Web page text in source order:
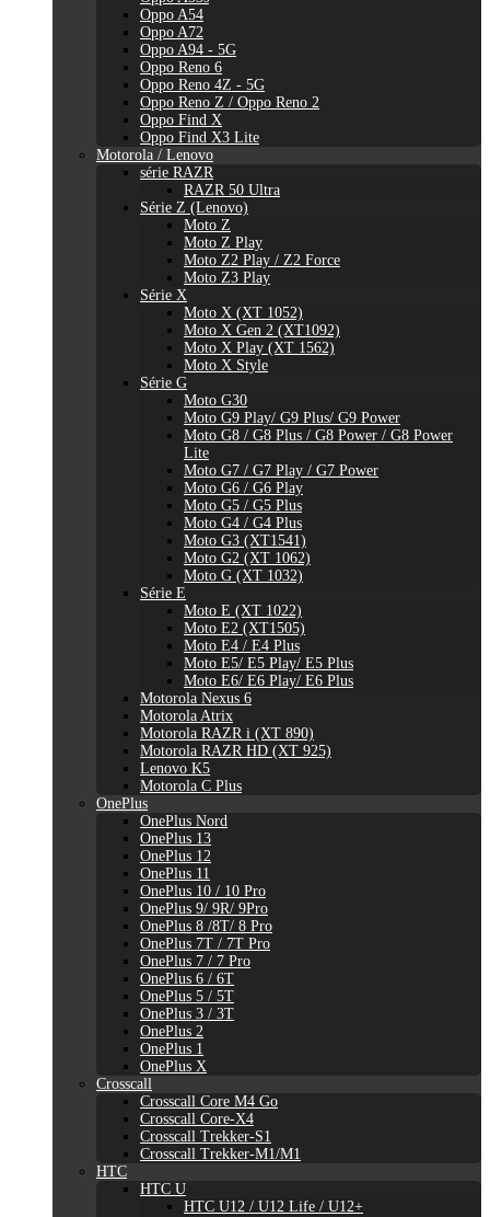
Oppo A54
Oppo A72
Oppo A94 - 5G
Oppo Reno 6
Oppo Reno 4Z - 5G
Oppo Reno Z / Oppo Reno 2
Oppo Find X
Oppo Find X3 Lite
Motorola / Lenovo
série RAZR
RAZR 50 Ultra
Série Z (Lenovo)
Moto Z
Moto Z Play
Moto Z2 Play / Z2 Force
Moto Z3 Play
Série X
Moto X (XT 1052)
Moto X Gen 2 (XT1092)
Moto X Play (XT 1562)
Moto X Style
Série G
Moto G30
Moto G9 Play/ G9 Plus/ G9 Power
Moto G8 / G8 Plus / G8 Power / G8 Power
Lite
Moto G7 / G7 Play / G7 Power
Moto G6 / G6 Play
Moto G5 / G5 Plus
Moto G4 / G4 Plus
Moto G3 (XT1541)
Moto G2 (XT 1062)
Moto G (XT 1032)
Série E
Moto E (XT 1022)
Moto E2 (XT1505)
Moto E4 / E4 Plus
Moto E5/ E5 Play/ E5 Plus
Moto E6/ E6 Play/ E6 Plus
Motorola Nexus 6
Motorola Atrix
Motorola RAZR i (XT 890)
Motorola RAZR HD (XT 925)
Lenovo K5
Motorola C Plus
OnePlus
OnePlus Nord
OnePlus 13
OnePlus 12
OnePlus 11
OnePlus 10 / 10 Pro
OnePlus 9/ 9R/ 9Pro
OnePlus 8 /8T/ 8 Pro
OnePlus 7T / 7T Pro
OnePlus 7 / 7 Pro
OnePlus 6 / 6T
OnePlus 5 / 5T
OnePlus 3 / 3T
OnePlus 2
OnePlus 1
OnePlus X
Crosscall
Crosscall Core M4 Go
Crosscall Core-X4
Crosscall Trekker-S1
Crosscall Trekker-M1/M1
HTC
HTC U
HTC U12 / U12 Life / U12+